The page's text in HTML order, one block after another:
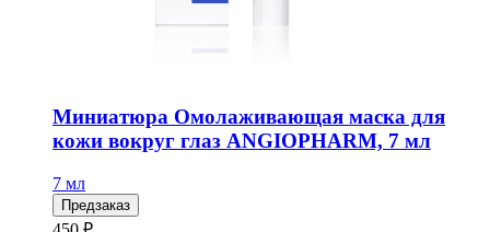
Миниатюра Омолаживающая маска для
кожи вокруг глаз ANGIOPHARM, 7 мл
7 мл
Предзаказ